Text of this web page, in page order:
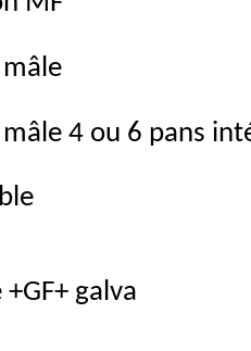
4 ou 6 pans
galva